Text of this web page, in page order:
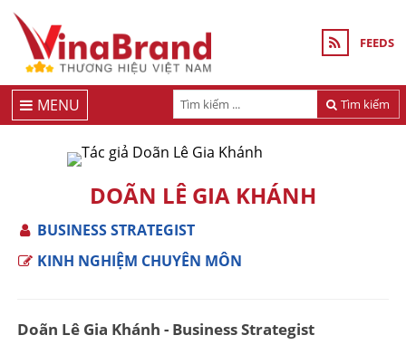
FEEDS
Tìm kiếm
MENU
DOÃN LÊ GIA KHÁNH
BUSINESS STRATEGIST
KINH NGHIỆM CHUYÊN MÔN
Doãn Lê Gia Khánh - Business Strategist